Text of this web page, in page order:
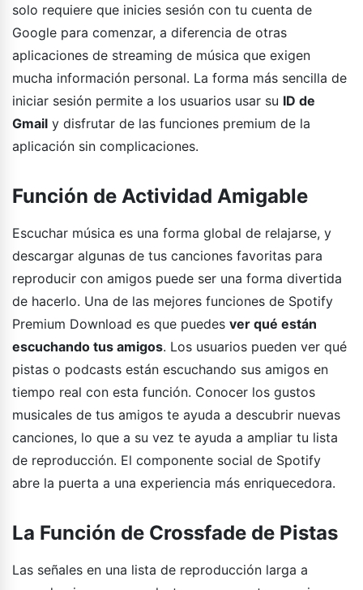
solo requiere que inicies sesión con tu cuenta de
Google para comenzar, a diferencia de otras
aplicaciones de streaming de música que exigen
mucha información personal. La forma más sencilla de
iniciar sesión permite a los usuarios usar su ID de
Gmail y disfrutar de las funciones premium de la
aplicación sin complicaciones.
Función de Actividad Amigable
Escuchar música es una forma global de relajarse, y
descargar algunas de tus canciones favoritas para
reproducir con amigos puede ser una forma divertida
de hacerlo. Una de las mejores funciones de Spotify
Premium Download es que puedes ver qué están
escuchando tus amigos. Los usuarios pueden ver qué
pistas o podcasts están escuchando sus amigos en
tiempo real con esta función. Conocer los gustos
musicales de tus amigos te ayuda a descubrir nuevas
canciones, lo que a su vez te ayuda a ampliar tu lista
de reproducción. El componente social de Spotify
abre la puerta a una experiencia más enriquecedora.
La Función de Crossfade de Pistas
Las señales en una lista de reproducción larga a